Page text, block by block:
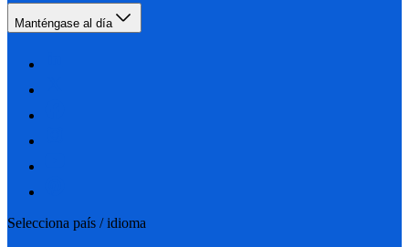
Manténgase al día
Selecciona país / idioma